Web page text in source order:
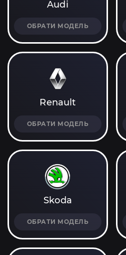
Audi
ОБРАТИ МОДЕЛЬ
Renault
ОБРАТИ МОДЕЛЬ
Skoda
ОБРАТИ МОДЕЛЬ